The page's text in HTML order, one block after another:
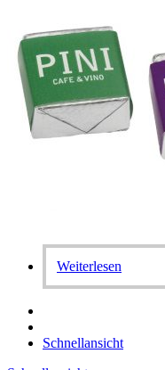
Weiterlesen
Schnellansicht